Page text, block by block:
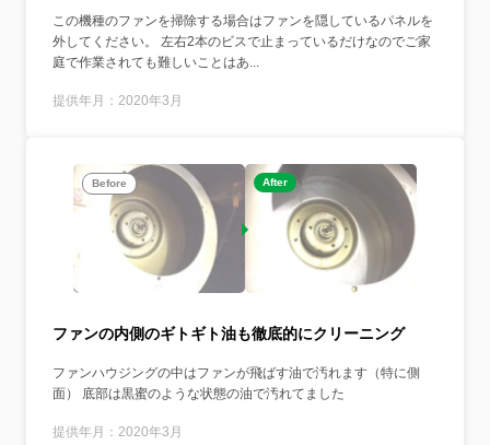
この機種のファンを掃除する場合はファンを隠しているパネルを
外してください。 左右2本のビスで止まっているだけなのでご家
庭で作業されても難しいことはあ...
提供年月：2020年3月
Before After
ファンの内側のギトギト油も徹底的にクリーニング
ファンハウジングの中はファンが飛ばす油で汚れます（特に側
面） 底部は黒蜜のような状態の油で汚れてました
提供年月：2020年3月